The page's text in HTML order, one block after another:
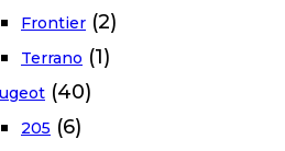
Frontier (2)
Terrano (1)
(40)
205 (6)